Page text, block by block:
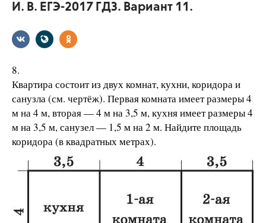
И. В. ЕГЭ-2017 ГДЗ. Вариант 11.
8.
Квартира состоит из двух комнат, кухни, коридора и
санузла (см. чертёж). Первая комната имеет размеры 4
м на 4 м, вторая — 4 м на 3,5 м, кухня имеет размеры 4
м на 3,5 м, санузел — 1,5 м на 2 м. Найдите площадь
коридора (в квадратных метрах).